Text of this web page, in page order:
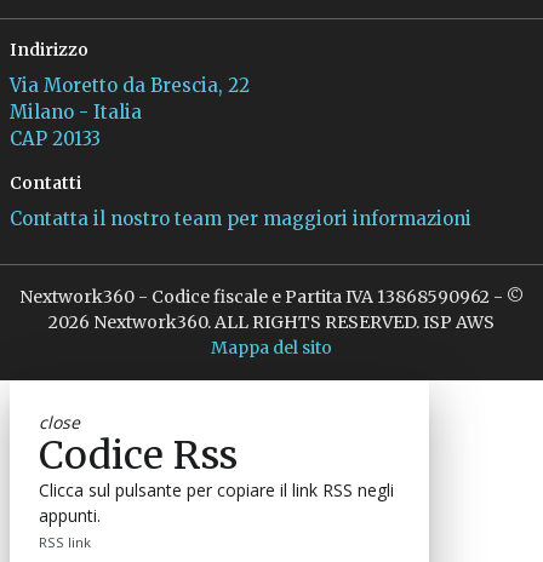
Indirizzo
Via Moretto da Brescia, 22
Milano - Italia
CAP 20133
Contatti
Contatta il nostro team per maggiori informazioni
Nextwork360 - Codice fiscale e Partita IVA 13868590962 - ©
2026 Nextwork360. ALL RIGHTS RESERVED. ISP AWS
Mappa del sito
close
Codice Rss
Clicca sul pulsante per copiare il link RSS negli
appunti.
RSS link